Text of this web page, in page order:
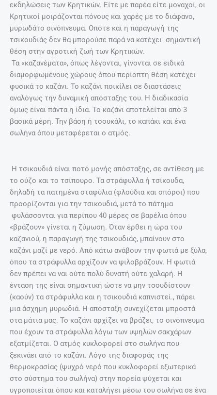
εκδηλώσεις των Κρητικών. Είτε με παρέα είτε μοναχοί, οι
Κρητικοί μοιράζονται πόνους και χαρές με το διάφανο,
μυρωδάτο οινόπνευμα. Οπότε και η παραγωγή της
τσικουδιάς δεν θα μπορούσε παρά να κατέχει σημαντική
θέση στην αγροτική ζωή των Κρητικών.
Τα «καζανέματα», όπως λέγονται, γίνονται σε ειδικά
διαμορφωμένους χώρους όπου περίοπτη θέση κατέχει
φυσικά το καζάνι. Το καζάνι ποικίλει σε διαστάσεις
αναλόγως την δυναμική απόσταξης του. Η διαδικασία
όμως είναι πάντα η ίδια. Το καζάνι αποτελείται από 3
βασικά μέρη. Την βάση ή τσουκάλι, το καπάκι και ένα
σωλήνα όπου μεταφέρεται ο ατμός.
Η τσικουδιά είναι ποτό μονής απόσταξης, σε αντίθεση με
το ούζο και το τσίπουρο. Τα στράφυλλα ή τσίκουδα,
δηλαδή τα πατημένα σταφύλια (φλούδια και σπόροι) που
προορίζονται για την τσικουδιά, μετά το πάτημα
φυλάσσονται για περίπου 40 μέρες σε βαρέλια όπου
«βράζουν» γίνεται η ζύμωση. Όταν έρθει η ώρα του
καζανιού, η παραγωγή της τσικουδιάς, μπαίνουν στο
καζάνι μαζί με νερό. Από κάτω ανάβουν την φωτιά με ξύλα,
όπου τα στράφυλλα αρχίζουν να ψιλοβράζουν. Η φωτιά
δεν πρέπει να ναι ούτε πολύ δυνατή ούτε χαλαρή. Η
ένταση της είναι σημαντική ώστε να μην τσουδίστουν
(καούν) τα στράφυλλα και η τσικουδιά καπνιστεί., πάρει
μια άσχημη μυρωδιά. Η απόσταξη συνεχίζεται μπροστά
στα μάτια μας. Το καζάνι αρχίζει να βράζει, το οινόπνευμα
που έχουν τα στράφυλλα λόγω των υψηλών σακχάρων
εξατμίζεται. Ο ατμός κυκλοφορεί στο σωλήνα που
ξεκινάει από το καζάνι. Λόγο της διαφοράς της
θερμοκρασίας (ψυχρό νερό που κυκλοφορεί εξωτερικά
στο σύστημα του σωλήνα) στην πορεία ψύχεται και
υγροποιείται όπου και καταλήγει μέσω του σωλήνα σε ένα